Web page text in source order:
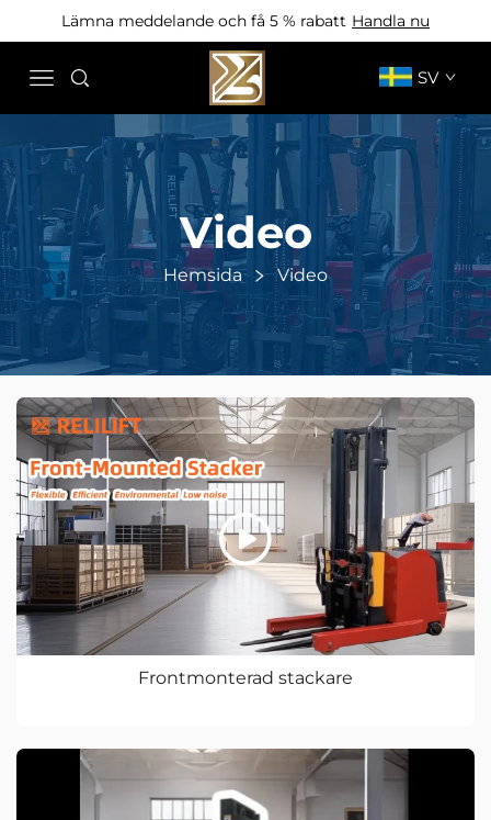
Lämna meddelande och få 5 % rabatt Handla nu
SV
Video
Hemsida Video
Frontmonterad stackare